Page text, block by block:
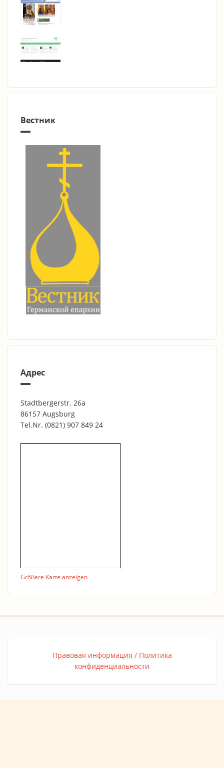
Вестник
Адрес
Stadtbergerstr. 26a
86157 Augsburg
Tel.Nr. (0821) 907 849 24
Größere Karte anzeigen
Правовая информация / Политика
конфиденциальности